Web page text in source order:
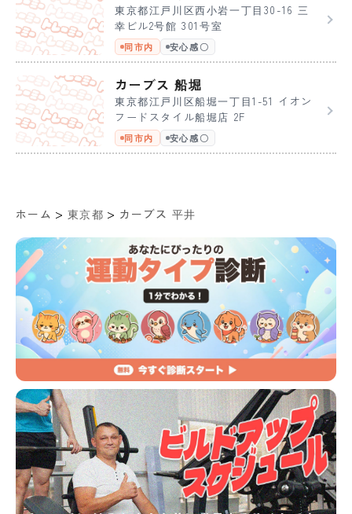
東京都江戸川区西小岩一丁目30-16 三
幸ビル2号館 301号室
同市内 安心感〇
カーブス 船堀
東京都江戸川区船堀一丁目1-51 イオン
フードスタイル船堀店 2F
同市内 安心感〇
ホーム > 東京都 > カーブス 平井